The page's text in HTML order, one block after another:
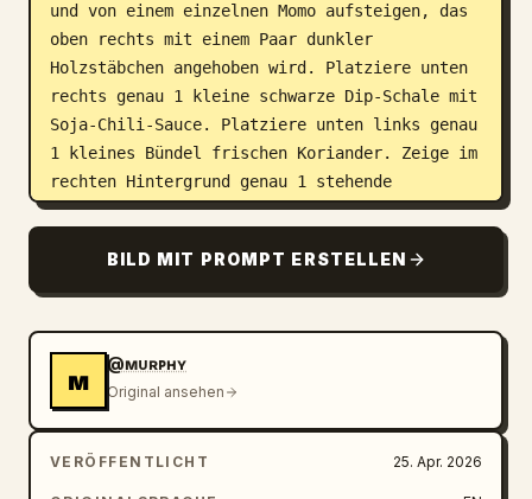
und von einem einzelnen Momo aufsteigen, das
oben rechts mit einem Paar dunkler
Holzstäbchen angehoben wird. Platziere unten
rechts genau 1 kleine schwarze Dip-Schale mit
Soja-Chili-Sauce. Platziere unten links genau
1 kleines Bündel frischen Koriander. Zeige im
rechten Hintergrund genau 1 stehende
Einzelhandelsverpackung für Hähnchen-Momos,
oben und einem Serviervorschlag auf der
Packung. Verwende eine strukturierte
fast schwarzen Hintergrund für eine
raffinierte Gourmet-Stimmung. Überlagere das
Bild mit eleganter redaktioneller Typografie
in einer Mischung aus luxuriöser
Serifenschrift und klarer serifenloser
Schrift: große zentrale Überschrift mit dem
BILD MIT PROMPT ERSTELLEN
ᴍ
@ᴍᴜʀᴘʜʏ
Original ansehen
VERÖFFENTLICHT 25. Apr. 2026